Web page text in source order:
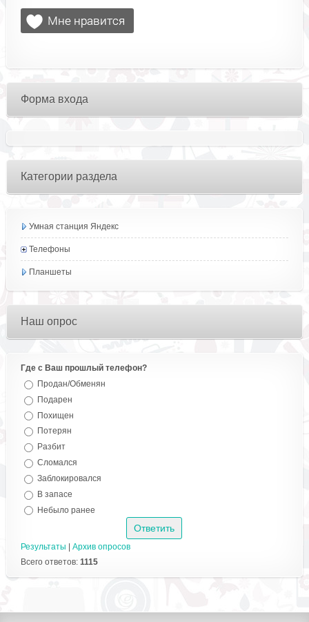
Форма входа
Категории раздела
Умная станция Яндекс
Телефоны
Планшеты
Наш опрос
Где с Ваш прошлый телефон?
Продан/Обменян
Подарен
Похищен
Потерян
Разбит
Сломался
Заблокировался
В запасе
Небыло ранее
Результаты
Архив опросов
Всего ответов: 1115